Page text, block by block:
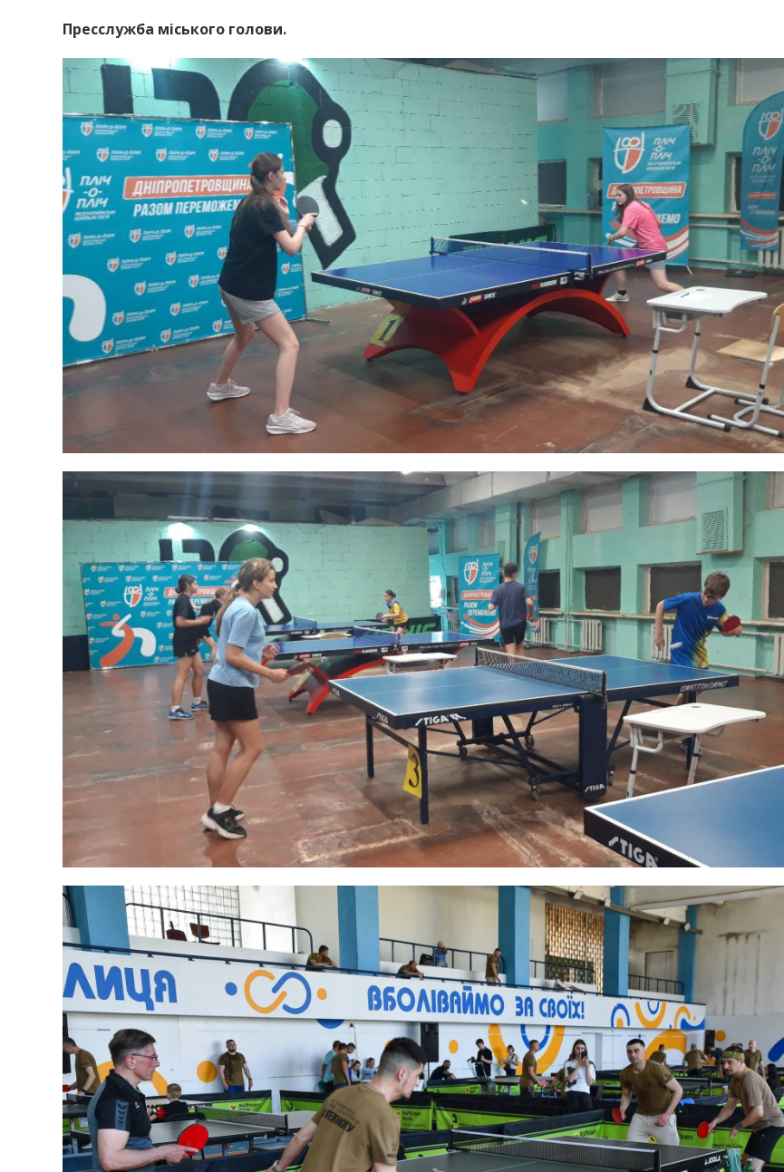
Пресслужба міського голови.